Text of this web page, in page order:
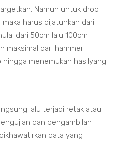
Namun untuk drop
harus dijatuhkan dari
dari 50cm lalu 100cm
maksimal dari hammer
menemukan hasilyang
lalu terjadi retak atau
dan pengambilan
data yang